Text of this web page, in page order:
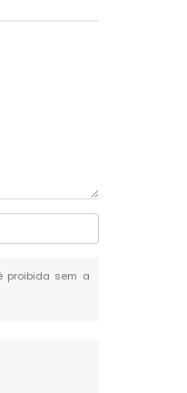
proibida sem a